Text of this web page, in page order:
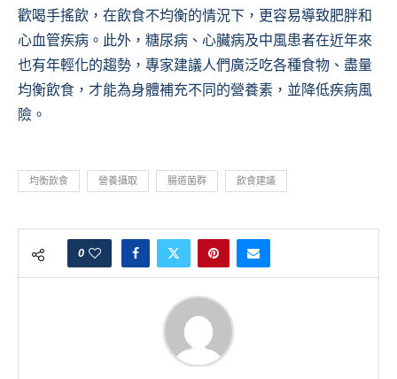
歡喝手搖飲，在飲食不均衡的情況下，更容易導致肥胖和
心血管疾病。此外，糖尿病、心臟病及中風患者在近年來
也有年輕化的趨勢，專家建議人們廣泛吃各種食物、盡量
均衡飲食，才能為身體補充不同的營養素，並降低疾病風
險。
均衡飲食 營養攝取 腸道菌群 飲食建議
0